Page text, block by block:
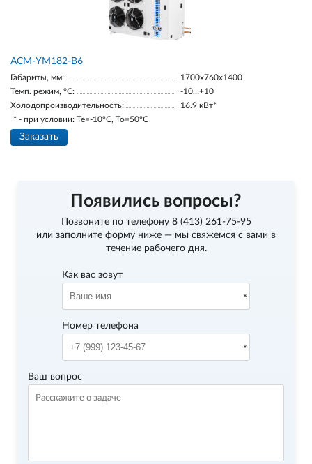
АСМ-YM182-В6
Габариты, мм:
1700х760х1400
Темп. режим, °С:
-10…+10
Холодопроизводительность:
16.9 кВт*
* - при условии: Te=-10ºC, To=50ºC
Заказать
Появились вопросы?
Позвоните по телефону 8 (413) 261-75-95
или заполните форму ниже — мы свяжемся с вами в
течение рабочего дня.
Как вас зовут
Номер телефона
Ваш вопрос